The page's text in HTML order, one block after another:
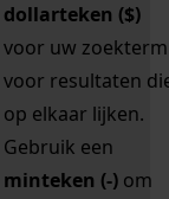
dollarteken ($)
voor uw zoekterm
voor resultaten
op elkaar lijken.
Gebruik een
minteken (-) om